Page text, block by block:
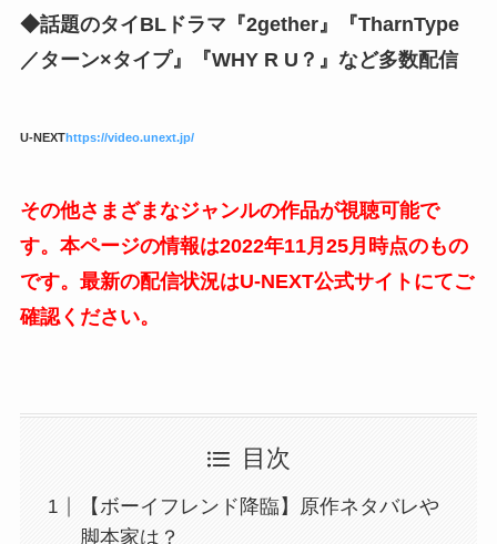
◆話題のタイBLドラマ『2gether』『TharnType
／ターン×タイプ』『WHY R U？』など多数配信
U-NEXThttps://video.unext.jp/
その他さまざまなジャンルの作品が視聴可能で
す。本ページの情報は2022年11月25月時点のもの
です。最新の配信状況はU-NEXT公式サイトにてご
確認ください。
目次
【ボーイフレンド降臨】原作ネタバレや
脚本家は？